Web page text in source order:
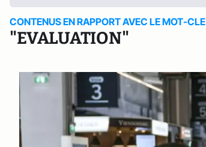
CONTENUS EN RAPPORT AVEC LE MOT-CLE
"EVALUATION"